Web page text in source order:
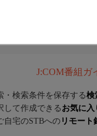
J:COM番組ガ
・検索条件を保存する検
して作成できる お気に
自宅のSTBへの リモート